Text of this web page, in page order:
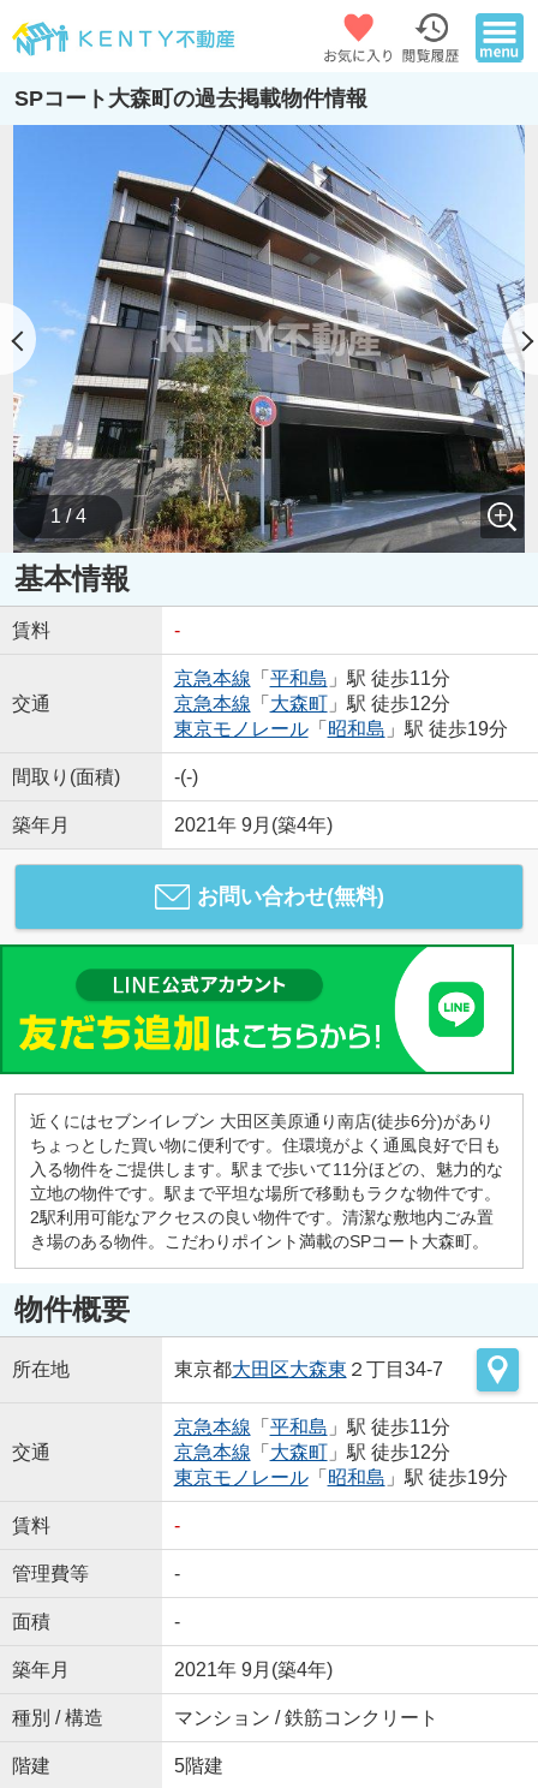
SPコート大森町の過去掲載物件情報
1 / 4
基本情報
賃料 -
交通
京急本線 「 平和島 」駅 徒歩11分
京急本線 「 大森町」駅 徒歩12分
東京モノレール「 昭和島 」駅 徒歩19分
間取り(面積) -(-)
築年月 2021年 9月(築4年)
お問い合わせ(無料)
近くにはセブンイレブン 大田区美原通り南店(徒歩6分)があり
ちょっとした買い物に便利です。住環境がよく通風良好で日も
入る物件をご提供します。駅まで歩いて11分ほどの、魅力的な
立地の物件です。駅まで平坦な場所で移動もラクな物件です。
2駅利用可能なアクセスの良い物件です。清潔な敷地内ごみ置
き場のある物件。こだわりポイント満載のSPコート大森町。
物件概要
所在地 東京都大田区大森東 ２丁目34-7
交通
京急本線 「 平和島 」駅 徒歩11分
京急本線 「 大森町」駅 徒歩12分
東京モノレール「 昭和島 」駅 徒歩19分
賃料 -
管理費等 -
面積 -
築年月 2021年 9月(築4年)
種別 / 構造 マンション / 鉄筋コンクリート
階建 5階建